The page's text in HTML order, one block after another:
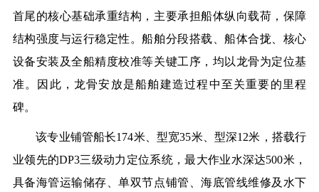
首尾的核心基础承重结构，主要承担船体纵向载荷，保障
结构强度与运行稳定性。船舶分段搭载、船体合拢、核心
设备安装及全船精度校准等关键工序，均以龙骨为定位基
准。因此，龙骨安放是船舶建造过程中至关重要的里程
碑。
该专业铺管船长174米、型宽35米、型深12米，搭载行
业领先的DP3三级动力定位系统，最大作业水深达500米，
具备海管运输储存、单双节点铺管、海底管线维修及水下